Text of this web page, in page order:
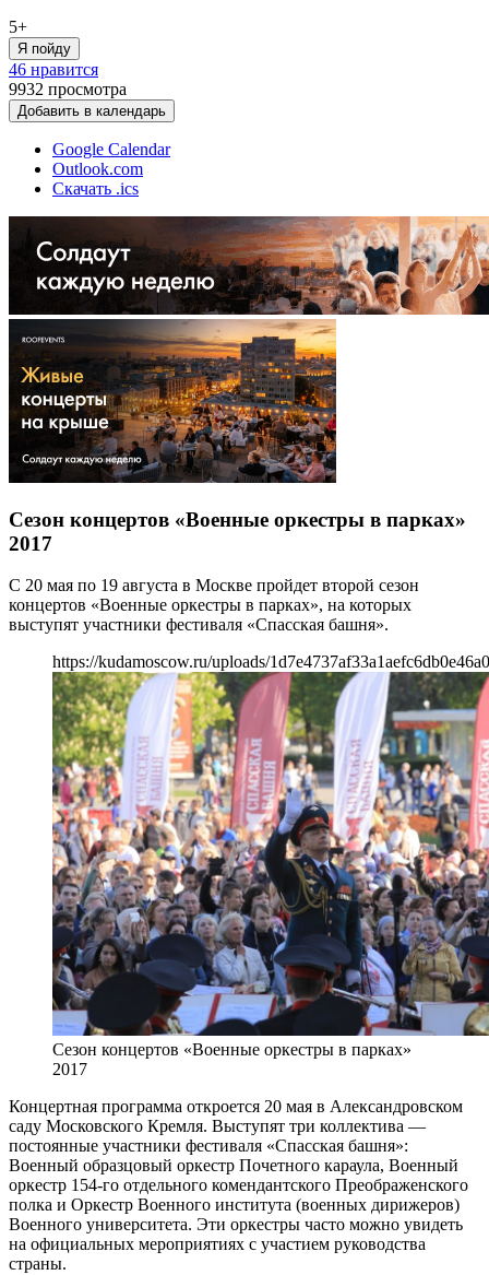
5+
Я пойду
46 нравится
9932 просмотра
Добавить в календарь
Google Calendar
Outlook.com
Скачать .ics
Сезон концертов «Военные оркестры в парках»
2017
С 20 мая по 19 августа в Москве пройдет второй сезон
концертов «Военные оркестры в парках», на которых
выступят участники фестиваля «Спасская башня».
https://kudamoscow.ru/uploads/
Сезон концертов «Военные оркестры в парках»
2017
Концертная программа откроется 20 мая в Александровском
саду Московского Кремля. Выступят три коллектива —
постоянные участники фестиваля «Спасская башня»:
Военный образцовый оркестр Почетного караула, Военный
оркестр 154-го отдельного комендантского Преображенского
полка и Оркестр Военного института (военных дирижеров)
Военного университета. Эти оркестры часто можно увидеть
на официальных мероприятиях с участием руководства
страны.